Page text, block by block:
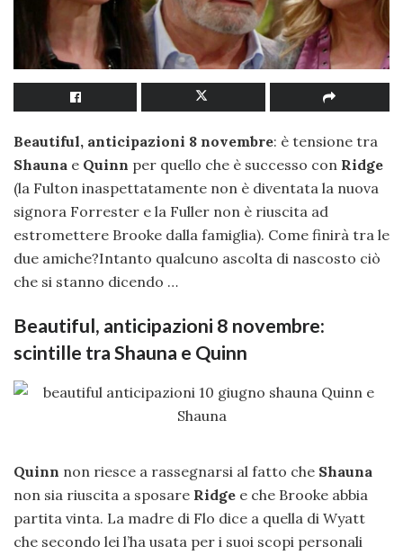
Beautiful, anticipazioni 8 novembre: è tensione tra
Shauna e Quinn per quello che è successo con Ridge
(la Fulton inaspettatamente non è diventata la nuova
signora Forrester e la Fuller non è riuscita ad
estromettere Brooke dalla famiglia). Come finirà tra le
due amiche?Intanto qualcuno ascolta di nascosto ciò
che si stanno dicendo …
Beautiful, anticipazioni 8 novembre:
scintille tra Shauna e Quinn
Quinn non riesce a rassegnarsi al fatto che Shauna
non sia riuscita a sposare Ridge e che Brooke abbia
partita vinta. La madre di Flo dice a quella di Wyatt
che secondo lei l’ha usata per i suoi scopi personali